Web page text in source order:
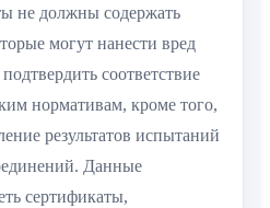
не должны содержать
могут нанести вред
соответствие
нормативам, кроме того,
результатов испытаний
Данные
сертификаты,